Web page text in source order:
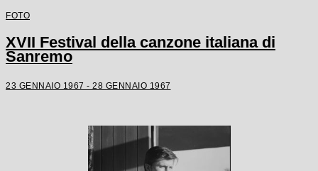
FOTO
XVII Festival della canzone italiana di
Sanremo
23 GENNAIO 1967 - 28 GENNAIO 1967